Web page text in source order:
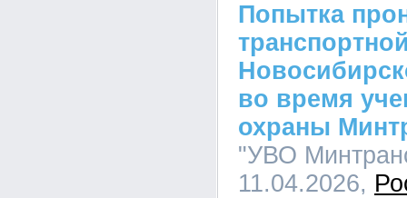
Попытка
во время
охраны
"УВО
11.04.2026,